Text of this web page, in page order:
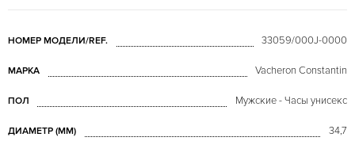
НОМЕР МОДЕЛИ/REF. 33059/000J-0000
МАРКА Vacheron Constantin
ПОЛ Мужские - Часы унисекс
ДИАМЕТР (MM) 34,7